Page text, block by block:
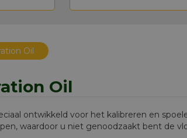
Oil
Oil
ontwikkeld voor het kalibreren en
waardoor u niet genoodzaakt bent de